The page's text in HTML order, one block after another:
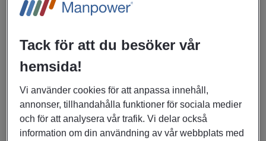
avtalshantering | Manpower |
Umeå
Umeå
Konsultuppdrag
Kontor, Administration
Tack för att du besöker vår
hemsida!
Vi använder cookies för att anpassa innehåll,
annonser, tillhandahålla funktioner för sociala medier
och för att analysera vår trafik. Vi delar också
information om din användning av vår webbplats med